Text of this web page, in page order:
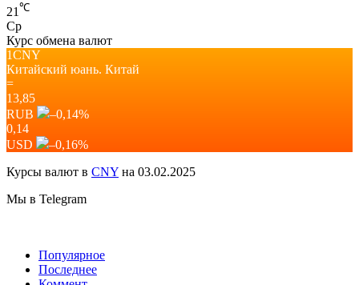
21 ℃
Ср
Курс обмена валют
1CNY
Китайский юань. Китай
=
13,85
RUB
–0,14%
0,14
USD
–0,16%
Курсы валют в CNY на 03.02.2025
Мы в Telegram
Популярное
Последнее